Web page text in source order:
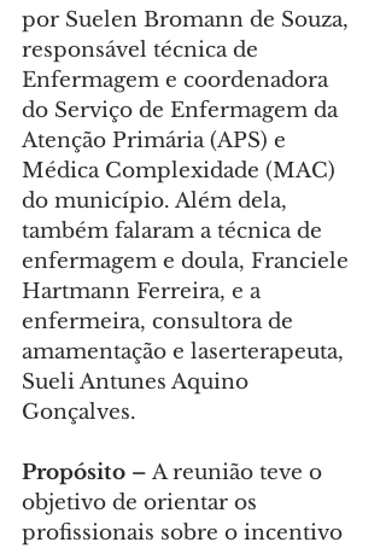
por Suelen Bromann de Souza,
responsável técnica de
Enfermagem e coordenadora
do Serviço de Enfermagem da
Atenção Primária (APS) e
Médica Complexidade (MAC)
do município. Além dela,
também falaram a técnica de
enfermagem e doula, Franciele
Hartmann Ferreira, e a
enfermeira, consultora de
amamentação e laserterapeuta,
Sueli Antunes Aquino
Gonçalves.
Propósito – A reunião teve o
objetivo de orientar os
profissionais sobre o incentivo